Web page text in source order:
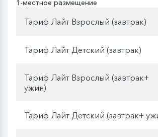
1-местное размещение
Тариф Лайт Взрослый (завтрак)
Тариф Лайт Детский (завтрак)
Тариф Лайт Взрослый (завтрак+
ужин)
Тариф Лайт Детский (завтрак+